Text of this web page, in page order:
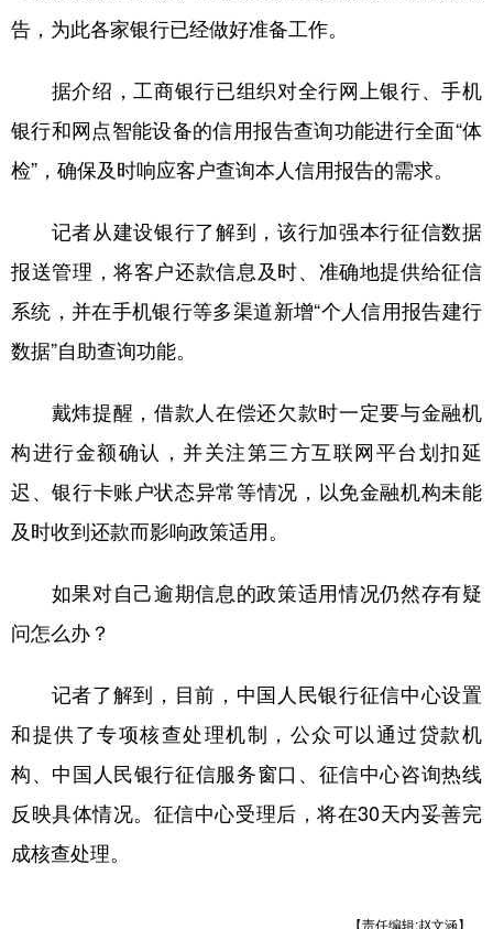
告，为此各家银行已经做好准备工作。
据介绍，工商银行已组织对全行网上银行、手机
银行和网点智能设备的信用报告查询功能进行全面“体
检”，确保及时响应客户查询本人信用报告的需求。
记者从建设银行了解到，该行加强本行征信数据
报送管理，将客户还款信息及时、准确地提供给征信
系统，并在手机银行等多渠道新增“个人信用报告建行
数据”自助查询功能。
戴炜提醒，借款人在偿还欠款时一定要与金融机
构进行金额确认，并关注第三方互联网平台划扣延
迟、银行卡账户状态异常等情况，以免金融机构未能
及时收到还款而影响政策适用。
如果对自己逾期信息的政策适用情况仍然存有疑
问怎么办？
记者了解到，目前，中国人民银行征信中心设置
和提供了专项核查处理机制，公众可以通过贷款机
构、中国人民银行征信服务窗口、征信中心咨询热线
反映具体情况。征信中心受理后，将在30天内妥善完
成核查处理。
【责任编辑:赵文涵】